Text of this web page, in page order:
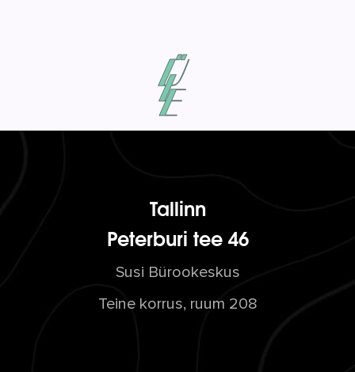
Tallinn
Peterburi tee 46
Susi Bürookeskus
Teine korrus, ruum 208